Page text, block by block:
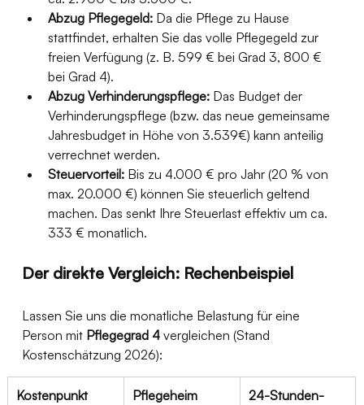
Abzug Pflegegeld: Da die Pflege zu Hause
stattfindet, erhalten Sie das volle Pflegegeld zur
freien Verfügung (z. B. 599 € bei Grad 3, 800 €
bei Grad 4).
Abzug Verhinderungspflege: Das Budget der
Verhinderungspflege (bzw. das neue gemeinsame
Jahresbudget in Höhe von 3.539€) kann anteilig
verrechnet werden.
Steuervorteil: Bis zu 4.000 € pro Jahr (20 % von
max. 20.000 €) können Sie steuerlich geltend
machen. Das senkt Ihre Steuerlast effektiv um ca.
333 € monatlich.
Der direkte Vergleich: Rechenbeispiel
Lassen Sie uns die monatliche Belastung für eine
Person mit Pflegegrad 4 vergleichen (Stand
Kostenschätzung 2026):
Kostenpunkt
Pflegeheim
24-Stunden-